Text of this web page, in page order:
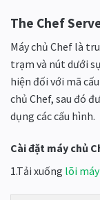
The Chef
Máy chủ Chef là
trạm và nút dưới
hiện đối với mã
chủ Chef, sau đó
dụng các cấu hình.
Cài đặt máy chủ
1.Tải xuống lõi